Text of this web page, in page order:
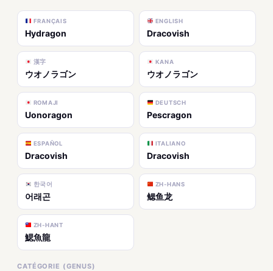
FRANÇAIS
Hydragon
ENGLISH
Dracovish
漢字
ウオノラゴン
KANA
ウオノラゴン
ROMAJI
Uonoragon
DEUTSCH
Pescragon
ESPAÑOL
Dracovish
ITALIANO
Dracovish
한국어
어래곤
ZH-HANS
鳃鱼龙
ZH-HANT
鰓魚龍
CATÉGORIE (GENUS)